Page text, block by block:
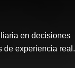
en decisiones
de experiencia real.